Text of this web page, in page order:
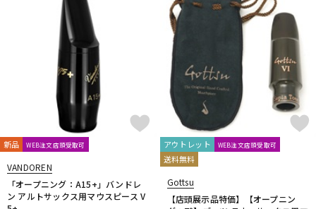
新品 WEB注文店頭受取可
VANDOREN
「オープニング：A15+」バンドレ
ン アルトサックス用マウスピース V
アウトレット WEB注文店頭受取可
送料無料
Gottsu
【店頭展示品特価】【オープニン